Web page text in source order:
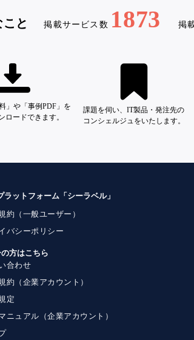
と 掲載サービス数 1873 掲
」や「事例PDF」を
ロードできます。
課題を伺い、IT製品・発注先の
コンシェルジュをいたします。
ラットフォーム「シーラベル」
約（一般ユーザー）
バシーポリシー
方はこちら
合わせ
約（企業アカウント）
定
ニュアル（企業アカウント）